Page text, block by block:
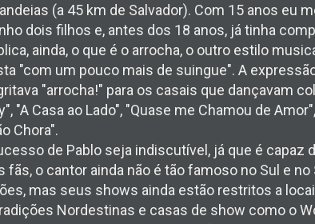
(a 45 km de Salvador). Com 15 anos eu
dois filhos e, antes dos 18 anos, já tinha
ainda, o que é o arrocha, o outro estilo
"com um pouco mais de suingue". A
"arrocha!" para os casais que dançavam
"A Casa ao Lado", "Quase me Chamou de
Chora".
de Pablo seja indiscutível, já que é capaz
fãs, o cantor ainda não é tão famoso no Sul e
mas seus shows ainda estão restritos a
Nordestinas e casas de show como o